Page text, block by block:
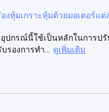
องหุ้มเกราะหุ้มด้วยมอเตอร์แต่
กรณ์นี้ใช้เป็นหลักในการปรั
องการทํา...
ดูเพิ่มเติม